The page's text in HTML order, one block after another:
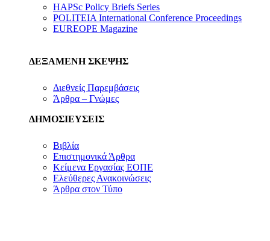
HAPSc Policy Briefs Series
POLITEIA International Conference Proceedings
EUREOPE Magazine
ΔΕΞΑΜΕΝΗ ΣΚΕΨΗΣ
Διεθνείς Παρεμβάσεις
Άρθρα – Γνώμες
ΔΗΜΟΣΙΕΥΣΕΙΣ
Βιβλία
Επιστημονικά Άρθρα
Κείμενα Εργασίας ΕΟΠΕ
Ελεύθερες Ανακοινώσεις
Άρθρα στον Τύπο